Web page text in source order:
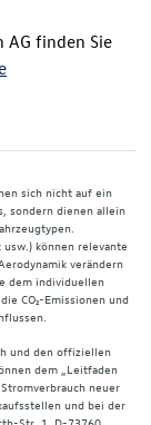
AG finden Sie
sich nicht auf ein
sondern dienen allein
können relevante
verändern
dem individuellen
CO₂-Emissionen und
und den offiziellen
dem „Leitfaden
neuer
und bei der